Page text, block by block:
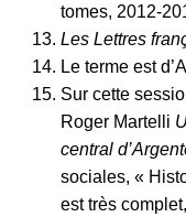
tomes, 2012-
Les Lettres
Le terme est
Sur cette
Roger Martelli
central
sociales, «
est très